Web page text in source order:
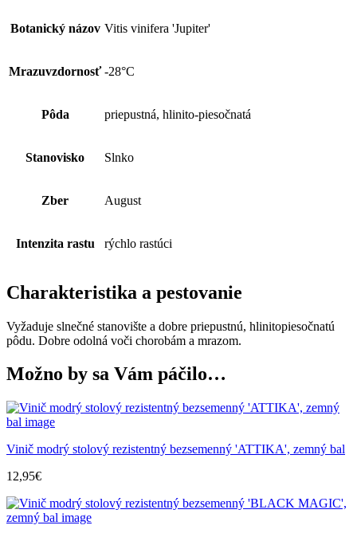
Botanický názov Vitis vinifera 'Jupiter'
Mrazuvzdornosť -28°C
Pôda priepustná, hlinito-piesočnatá
Stanovisko Slnko
Zber August
Intenzita rastu rýchlo rastúci
Charakteristika a pestovanie
Vyžaduje slnečné stanovište a dobre priepustnú, hlinitopiesočnatú
pôdu. Dobre odolná voči chorobám a mrazom.
Možno by sa Vám páčilo…
Vinič modrý stolový rezistentný bezsemenný 'ATTIKA', zemný bal
12,95€